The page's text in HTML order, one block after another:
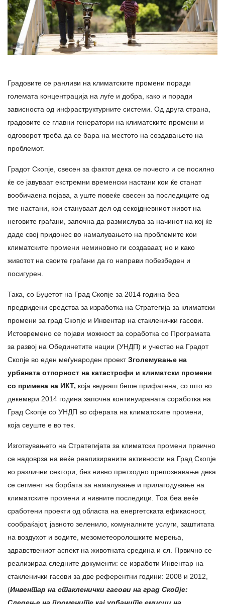
Градовите се ранливи на климатските промени поради
големата концентрација на луѓе и добра, како и поради
зависноста од инфраструктурните системи. Од друга страна,
градовите се главни генератори на климатските промени и
одговорот треба да се бара на местото на создавањето на
проблемот.
Градот Скопје, свесен за фактот дека се почесто и се посилно
ќе се јавуваат екстремни временски настани кои ќе станат
вообичаена појава, а уште повеќе свесен за последиците од
тие настани, кои стануваат дел од секојдневниот живот на
неговите граѓани, започна да размислува за начинот на кој ќе
даде свој придонес во намалувањето на проблемите кои
климатските промени неминовно ги создаваат, но и како
животот на своите граѓани да го направи побезбеден и
посигурен.
Така, со Буџетот на Град Скопје за 2014 година беа
предвидени средства за изработка на Стратегија за климатски
промени за град Скопје и Инвентар на стакленички гасови.
Истовремено се појави можност за соработка со Програмата
за развој на Обединетите нации (УНДП) и учество на Градот
Скопје во еден меѓународен проектЗголемување на
урбаната отпорност на катастрофи и климатски промени
со примена на ИКТ, која веднаш беше прифатена, со што во
декември 2014 година започна континуираната соработка на
Град Скопје со УНДП во сферата на климатските промени,
која сеуште е во тек.
Изготвувањето на Стратегијата за климатски промени првично
се надоврза на веќе реализираните активности на Град Скопје
во различни сектори, без нивно претходно препознавање дека
се сегмент на борбата за намалување и прилагодување на
климатските промени и нивните последици. Тоа беа веќе
сработени проекти од областа на енергетската ефикасност,
сообраќајот, јавното зеленило, комуналните услуги, заштитата
на воздухот и водите, мезометеоролошките мерења,
здравствениот аспект на животната средина и сл. Првично се
реализираа следните документи: се изработи Инвентар на
стакленички гасови за две референтни години: 2008 и 2012,
(Инвентар на стакленички гасови на град Скопје:
Следење на промените кај урбаните емисии на